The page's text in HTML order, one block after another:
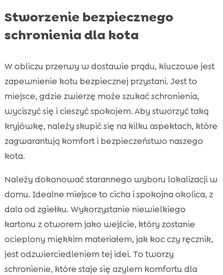
Stworzenie bezpiecznego
schronienia dla kota
W obliczu przerwy w dostawie prądu, kluczowe jest
zapewnienie kotu bezpiecznej przystani. Jest to
miejsce, gdzie zwierzę może szukać schronienia,
wyciszyć się i cieszyć spokojem. Aby stworzyć taką
kryjówkę, należy skupić się na kilku aspektach, które
zagwarantują komfort i bezpieczeństwo naszego
kota.
Należy dokonować starannego wyboru lokalizacji w
domu. Idealne miejsce to cicha i spokojna okolica, z
dala od zgiełku. Wykorzystanie niewielkiego
kartonu z otworem jako wejście, który zostanie
ocieplony miękkim materiałem, jak koc czy ręcznik,
jest odzwierciedleniem tej idei. To tworzy
schronienie, które staje się azylem komfortu dla